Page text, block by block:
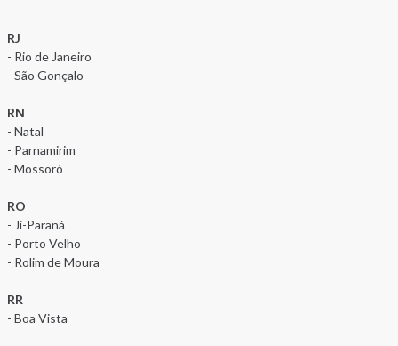
RJ
- Rio de Janeiro
- São Gonçalo
RN
- Natal
- Parnamirim
- Mossoró
RO
- Ji-Paraná
- Porto Velho
- Rolim de Moura
RR
- Boa Vista